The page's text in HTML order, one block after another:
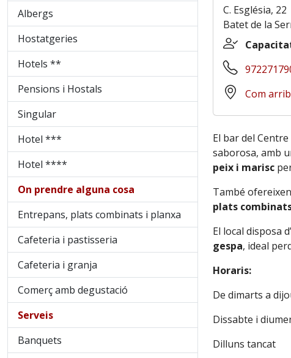
Albergs
Hostatgeries
Hotels **
Pensions i Hostals
Singular
Hotel ***
Hotel ****
On prendre alguna cosa
Entrepans, plats combinats i planxa
Cafeteria i pastisseria
Cafeteria i granja
Comerç amb degustació
Serveis
Banquets
C. Església, 22
Batet de la
Com
El bar del
saborosa, amb
peix i marisc
També ofereixen
plats
El local disposa d’
gespa, ideal
Horaris:
De dimarts a
Dissabte i
Dilluns tancat